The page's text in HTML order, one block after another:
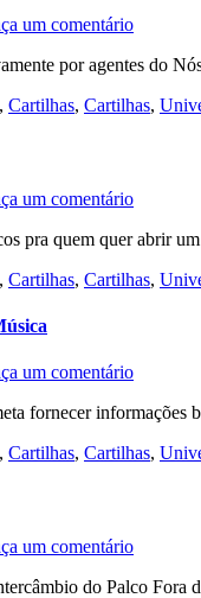
um comentário
por agentes do
, Cartilhas, Cartilhas,
um comentário
pra quem quer
, Cartilhas, Cartilhas,
um comentário
fornecer informações
, Cartilhas, Cartilhas,
um comentário
do Palco